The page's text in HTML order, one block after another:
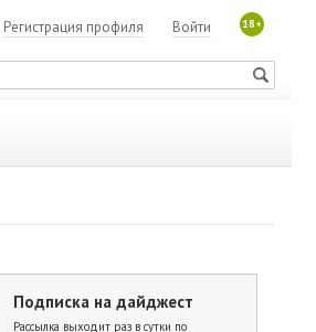
18+
Войти
Регистрация профиля
Подписка на дайджест
Рассылка выходит раз в сутки по